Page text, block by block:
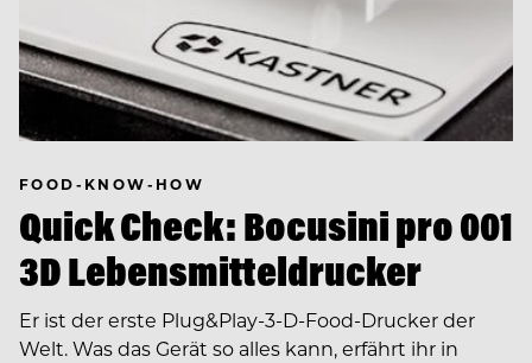
FOOD-KNOW-HOW
Quick Check: Bocusini pro 001
3D Lebensmitteldrucker
Er ist der erste Plug&Play-3-D-Food-Drucker der
Welt. Was das Gerät so alles kann, erfährt ihr in